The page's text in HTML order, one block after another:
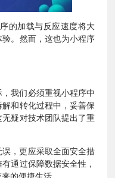
的加载与反应速度将大
。然而，这也为小程序
我们必须重视小程序中
和转化过程中，妥善保
疑对技术团队提出了重
，更应采取全面安全措
通过保障数据安全性，
的便捷生活。